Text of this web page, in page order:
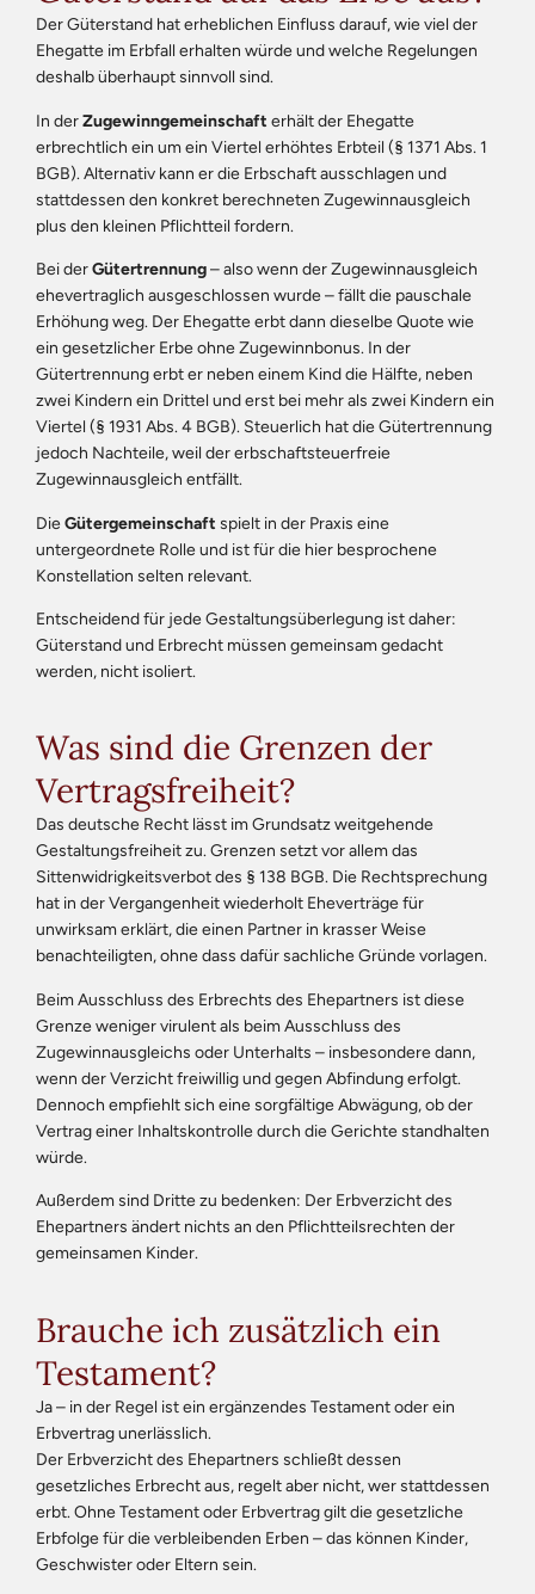
Der Güterstand hat erheblichen Einfluss darauf, wie viel der
Ehegatte im Erbfall erhalten würde und welche Regelungen
deshalb überhaupt sinnvoll sind.
In derZugewinngemeinschaft erhält der Ehegatte
erbrechtlich ein um ein Viertel erhöhtes Erbteil (§ 1371 Abs. 1
BGB). Alternativ kann er die Erbschaft ausschlagen und
stattdessen den konkret berechneten Zugewinnausgleich
plus den kleinen Pflichtteil fordern.
Bei derGütertrennung– also wenn der Zugewinnausgleich
ehevertraglich ausgeschlossen wurde – fällt die pauschale
Erhöhung weg. Der Ehegatte erbt dann dieselbe Quote wie
ein gesetzlicher Erbe ohne Zugewinnbonus. In der
Gütertrennung erbt er neben einem Kind die Hälfte, neben
zwei Kindern ein Drittel und erst bei mehr als zwei Kindern ein
Viertel (§ 1931 Abs. 4 BGB). Steuerlich hat die Gütertrennung
jedoch Nachteile, weil der erbschaftsteuerfreie
Zugewinnausgleich entfällt.
DieGütergemeinschaft spielt in der Praxis eine
untergeordnete Rolle und ist für die hier besprochene
Konstellation selten relevant.
Entscheidend für jede Gestaltungsüberlegung ist daher:
Güterstand und Erbrecht müssen gemeinsam gedacht
werden, nicht isoliert.
Was sind die Grenzen der
Vertragsfreiheit?
Das deutsche Recht lässt im Grundsatz weitgehende
Gestaltungsfreiheit zu. Grenzen setzt vor allem das
Sittenwidrigkeitsverbot des § 138 BGB. Die Rechtsprechung
hat in der Vergangenheit wiederholt Eheverträge für
unwirksam erklärt, die einen Partner in krasser Weise
benachteiligten, ohne dass dafür sachliche Gründe vorlagen.
Beim Ausschluss des Erbrechts des Ehepartners ist diese
Grenze weniger virulent als beim Ausschluss des
Zugewinnausgleichs oder Unterhalts – insbesondere dann,
wenn der Verzicht freiwillig und gegen Abfindung erfolgt.
Dennoch empfiehlt sich eine sorgfältige Abwägung, ob der
Vertrag einer Inhaltskontrolle durch die Gerichte standhalten
würde.
Außerdem sind Dritte zu bedenken: Der Erbverzicht des
Ehepartners ändert nichts an den Pflichtteilsrechten der
gemeinsamen Kinder.
Brauche ich zusätzlich ein
Testament?
Ja – in der Regel ist ein ergänzendes Testament oder ein
Erbvertrag unerlässlich.
Der Erbverzicht des Ehepartners schließt dessen
gesetzliches Erbrecht aus, regelt aber nicht, wer stattdessen
erbt. Ohne Testament oder Erbvertrag gilt die gesetzliche
Erbfolge für die verbleibenden Erben – das können Kinder,
Geschwister oder Eltern sein.